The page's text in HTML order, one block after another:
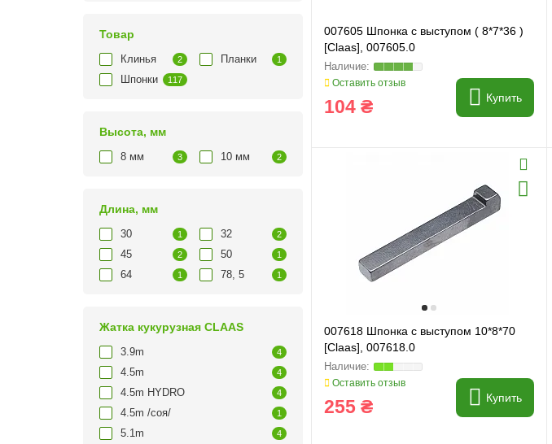
Товар
Клинья 2 Планки 1
Шпонки 117
Высота, мм
8 мм 3 10 мм 2
Длина, мм
30 1 32 2
45 2 50 1
64 1 78, 5 1
Жатка кукурузная CLAAS
3.9m 4
4.5m 4
4.5m HYDRO 4
4.5m /соя/ 1
5.1m 4
007605 Шпонка с выступом ( 8*7*36 )
[Claas], 007605.0
Оставить отзыв
104 ₴ Купить
007618 Шпонка с выступом 10*8*70
[Claas], 007618.0
Оставить отзыв
255 ₴ Купить